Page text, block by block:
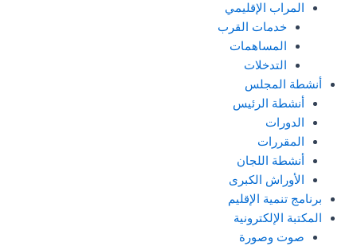
المراب الإقليمي
خدمات القرب
المساهمات
التدخلات
أنشطة المجلس
أنشطة الرئيس
الدورات
المقررات
أنشطة اللجان
الأوراش الكبرى
برنامج تنمية الإقليم
المكتبة الإلكترونية
صوت وصورة